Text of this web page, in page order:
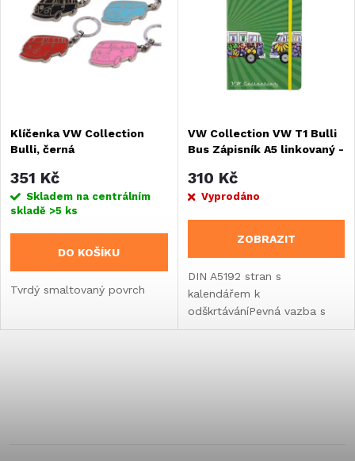
n
p
r
o
d
u
Abecedně
p
s
p
r
o
d
u
ů
Klíčenka VW Collection
Bulli, černá
351 Kč
Skladem na centrálním
skladě >5 ks
DO KOŠÍKU
Tvrdý smaltovaný povrch
VW Collection VW T1 Bulli
Bus Zápisník A5 linkovaný -
310 Kč
Vyprodáno
ZOBRAZIT
DIN A5192 stran s
kalendářem k
odškrtáváníPevná vazba s
potištěným papíremMotiv
l